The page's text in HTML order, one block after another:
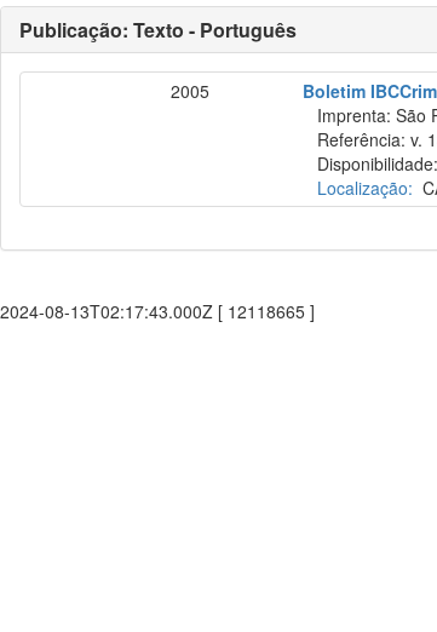
Publicação: Texto - Português
2005
Boletim IBCCrim
Imprenta: São
Referência: v.
Disponibilidade:
Localização:
2024-08-13T02:17:43.000Z [ 12118665 ]